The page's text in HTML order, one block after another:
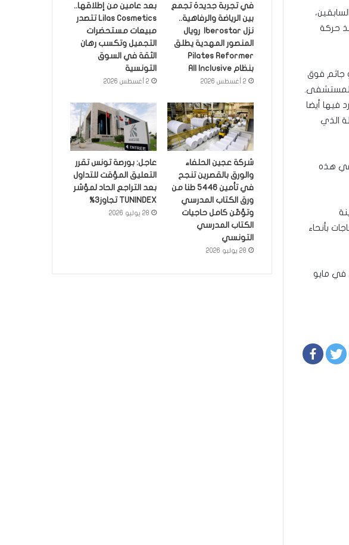
السابقين،
حركة
جاثم فوق
المستشفى.
فيها أيضا
الذي
في هذه
بأنحاء
في مايو
في تجربة جديدة تجمع
بين الرياضة والرفاهية..
نزل Iberostar رويال
المنصور المهدية يطلق
Pilates Reformer
بنظام All Inclusive
2 أغسطس 2026
بعد عامين من إطلاقها..
Lilas Cosmetics تتصدر
مبيعات مستحضرات
التجميل وتكسب رهان
الثقة في السوق
التونسية
2 أغسطس 2026
شركة عجين الحلفاء
والورق بالقصرين تنجح
في تأمين 5446 طنا من
ورق الكتاب المدرسي
وتؤمّن كامل حاجيات
الكتاب المدرسي
التونسي
28 يوليو 2026
عاجل: بورصة تونس تقرر
التعليق المؤقت للتداول
بعد التراجع الحاد لمؤشر
TUNINDEX تجاوز3%
28 يوليو 2026